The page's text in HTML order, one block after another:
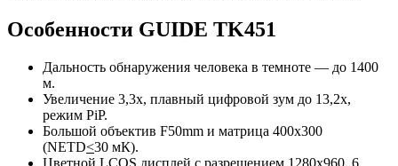
Особенности GUIDE TK451
Дальность обнаружения человека в темноте — до 1400
м.
Увеличение 3,3x, плавный цифровой зум до 13,2x,
режим PiP.
Большой объектив F50mm и матрица 400x300
(NETD<30 мК).
Цветной LCOS дисплей с разрешением 1280x960, 6